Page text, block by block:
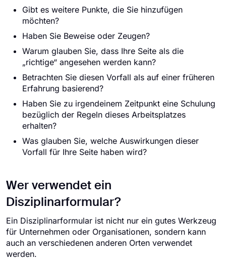
Gibt es weitere Punkte, die Sie hinzufügen
möchten?
Haben Sie Beweise oder Zeugen?
Warum glauben Sie, dass Ihre Seite als die
„richtige“ angesehen werden kann?
Betrachten Sie diesen Vorfall als auf einer früheren
Erfahrung basierend?
Haben Sie zu irgendeinem Zeitpunkt eine Schulung
bezüglich der Regeln dieses Arbeitsplatzes
erhalten?
Was glauben Sie, welche Auswirkungen dieser
Vorfall für Ihre Seite haben wird?
Wer verwendet ein
Disziplinarformular?
Ein Disziplinarformular ist nicht nur ein gutes Werkzeug
für Unternehmen oder Organisationen, sondern kann
auch an verschiedenen anderen Orten verwendet
werden.